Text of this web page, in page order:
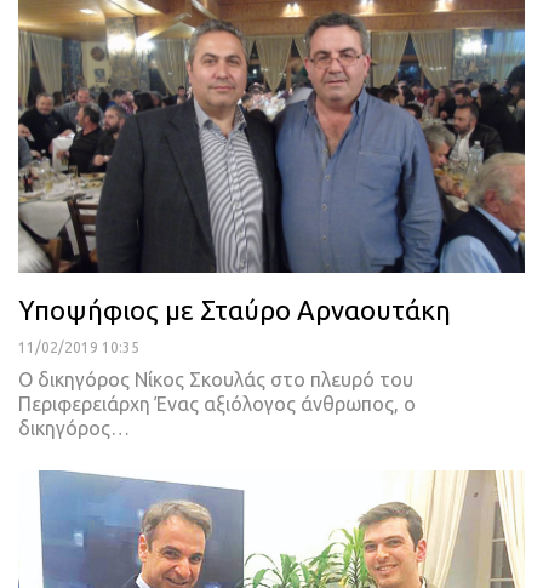
Υποψήφιος με Σταύρο Αρναουτάκη
11/02/2019 10:35
Ο δικηγόρος Νίκος Σκουλάς στο πλευρό του
ΠεριφερειάρχηΈνας αξιόλογος άνθρωπος, ο
δικηγόρος